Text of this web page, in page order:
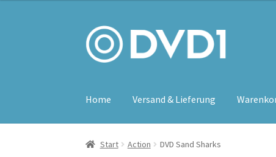
Zur
Navigation
springen
Zum
Inhalt
springen
Home Versand & Lieferung
Start Action DVD Sand Sharks